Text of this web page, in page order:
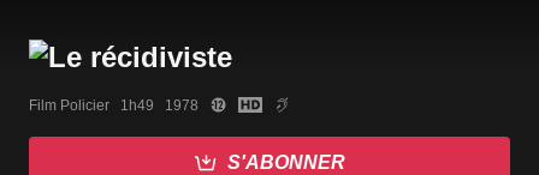
Film Policier   1h49   1978
S'ABONNER